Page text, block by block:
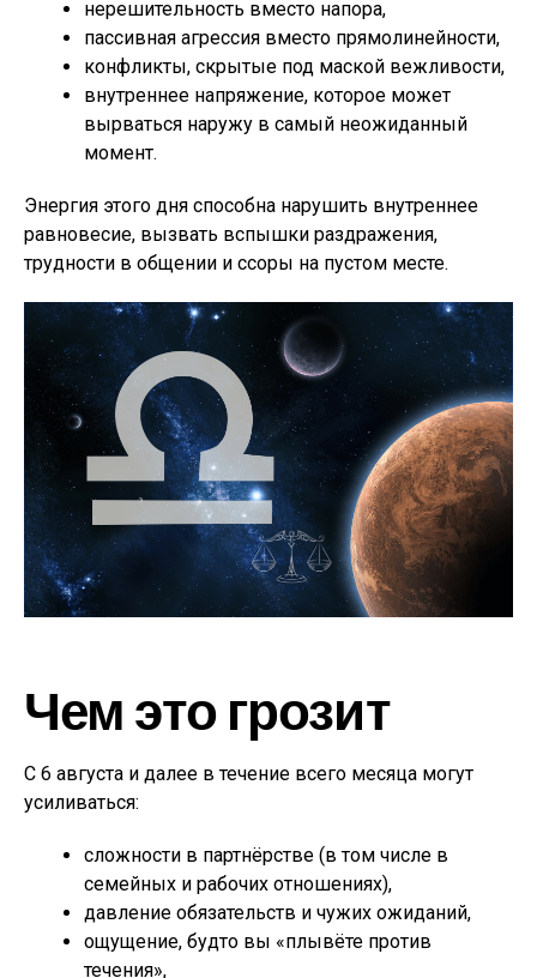
нерешительность вместо напора,
пассивная агрессия вместо прямолинейности,
конфликты, скрытые под маской вежливости,
внутреннее напряжение, которое может
вырваться наружу в самый неожиданный
момент.
Энергия этого дня способна нарушить внутреннее
равновесие, вызвать вспышки раздражения,
трудности в общении и ссоры на пустом месте.
Чем это грозит
С 6 августа и далее в течение всего месяца могут
усиливаться:
сложности в партнёрстве (в том числе в
семейных и рабочих отношениях),
давление обязательств и чужих ожиданий,
ощущение, будто вы «плывёте против
течения»,